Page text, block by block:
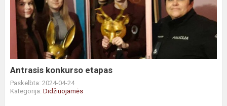
Antrasis konkurso etapas
Paskelbta: 2024-04-24
Kategorija: Didžiuojamės